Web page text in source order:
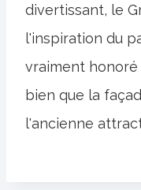
divertissant, le
l'inspiration du
vraiment
bien que la
l'ancienne